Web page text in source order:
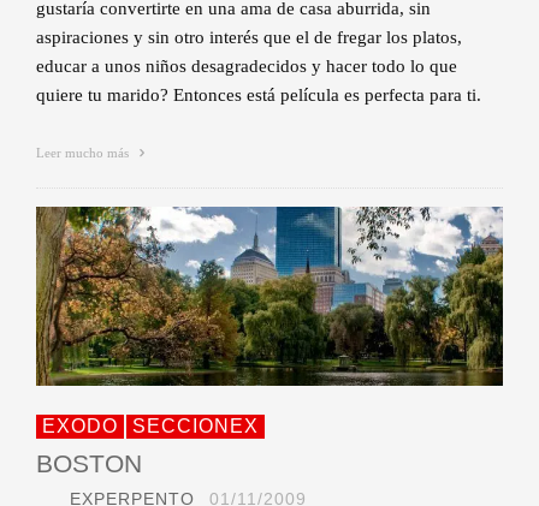
gustaría convertirte en una ama de casa aburrida, sin
aspiraciones y sin otro interés que el de fregar los platos,
educar a unos niños desagradecidos y hacer todo lo que
quiere tu marido? Entonces está película es perfecta para ti.
Leer mucho más
EXODO SECCIONEX
BOSTON
EXPERPENTO 01/11/2009